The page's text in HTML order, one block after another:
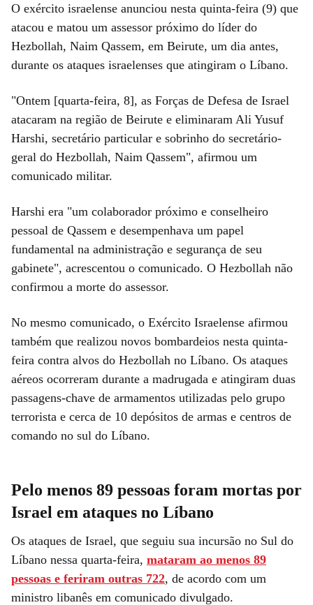
O exército israelense anunciou nesta quinta-feira (9) que
atacou e matou um assessor próximo do líder do
Hezbollah, Naim Qassem, em Beirute, um dia antes,
durante os ataques israelenses que atingiram o Líbano.
"Ontem [quarta-feira, 8], as Forças de Defesa de Israel
atacaram na região de Beirute e eliminaram Ali Yusuf
Harshi, secretário particular e sobrinho do secretário-
geral do Hezbollah, Naim Qassem", afirmou um
comunicado militar.
Harshi era "um colaborador próximo e conselheiro
pessoal de Qassem e desempenhava um papel
fundamental na administração e segurança de seu
gabinete", acrescentou o comunicado. O Hezbollah não
confirmou a morte do assessor.
No mesmo comunicado, o Exército Israelense afirmou
também que realizou novos bombardeios nesta quinta-
feira contra alvos do Hezbollah no Líbano. Os ataques
aéreos ocorreram durante a madrugada e atingiram duas
passagens-chave de armamentos utilizadas pelo grupo
terrorista e cerca de 10 depósitos de armas e centros de
comando no sul do Líbano.
Pelo menos 89 pessoas foram mortas por
Israel em ataques no Líbano
Os ataques de Israel, que seguiu sua incursão no Sul do
Líbano nessa quarta-feira, mataram ao menos 89
pessoas e feriram outras 722, de acordo com um
ministro libanês em comunicado divulgado.